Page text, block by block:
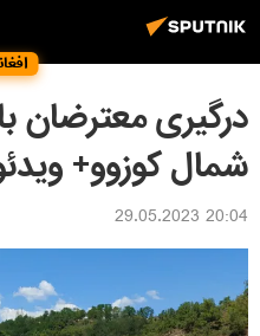
درگیری معترضان
شمال کوزوو+
20:04 29.05.2023